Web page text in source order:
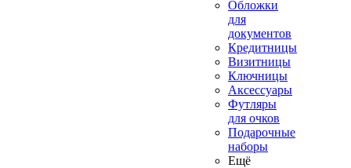
Обложки
для
документов
Кредитницы
Визитницы
Ключницы
Аксессуары
Футляры
для очков
Подарочные
наборы
Ещё